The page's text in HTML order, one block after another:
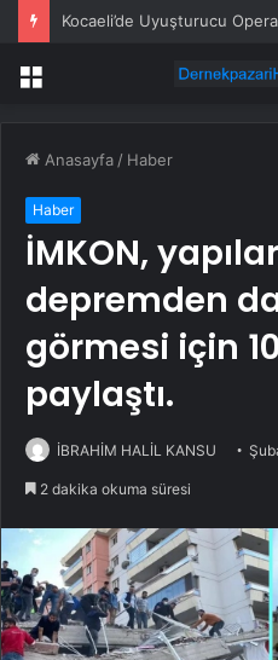
Menü
Anasayfa / Haber
Haber
İMKON,
depremden
görmesi için
paylaştı.
İBRAHİM HALİL KANSU
2 dakika okuma süresi